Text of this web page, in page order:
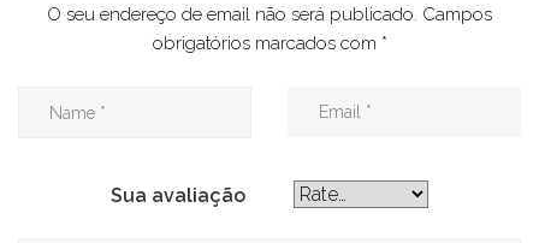
O seu endereço de email não será publicado. Campos
obrigatórios marcados com *
Sua avaliação